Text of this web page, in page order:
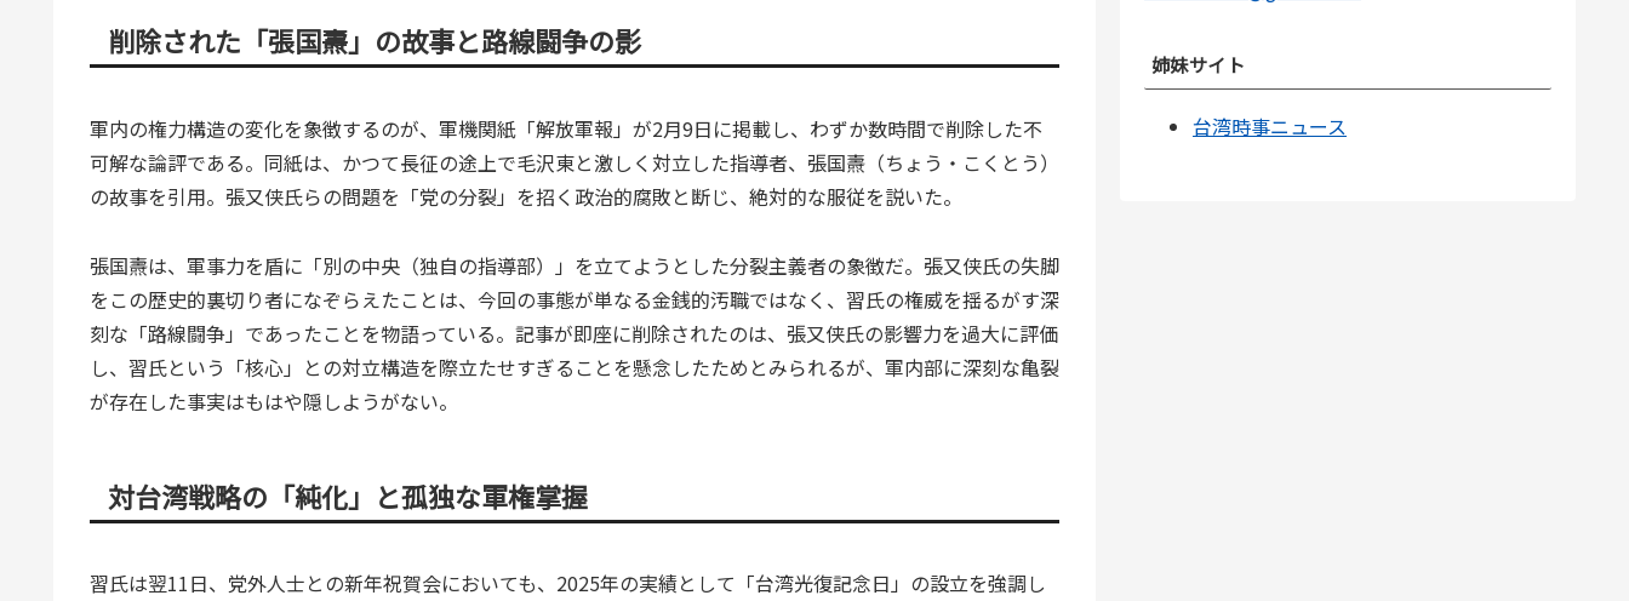
削除された「張国燾」の故事と路線闘争の影
軍内の権力構造の変化を象徴するのが、軍機関紙「解放軍報」が2月9日に掲載し、わずか数時間で削除した不
可解な論評である。同紙は、かつて長征の途上で毛沢東と激しく対立した指導者、張国燾（ちょう・こくとう）
の故事を引用。張又侠氏らの問題を「党の分裂」を招く政治的腐敗と断じ、絶対的な服従を説いた。
張国燾は、軍事力を盾に「別の中央（独自の指導部）」を立てようとした分裂主義者の象徴だ。張又侠氏の失脚
をこの歴史的裏切り者になぞらえたことは、今回の事態が単なる金銭的汚職ではなく、習氏の権威を揺るがす深
刻な「路線闘争」であったことを物語っている。記事が即座に削除されたのは、張又侠氏の影響力を過大に評価
し、習氏という「核心」との対立構造を際立たせすぎることを懸念したためとみられるが、軍内部に深刻な亀裂
が存在した事実はもはや隠しようがない。
対台湾戦略の「純化」と孤独な軍権掌握
習氏は翌11日、党外人士との新年祝賀会においても、2025年の実績として「台湾光復記念日」の設立を強調し
姉妹サイト
台湾時事ニュース